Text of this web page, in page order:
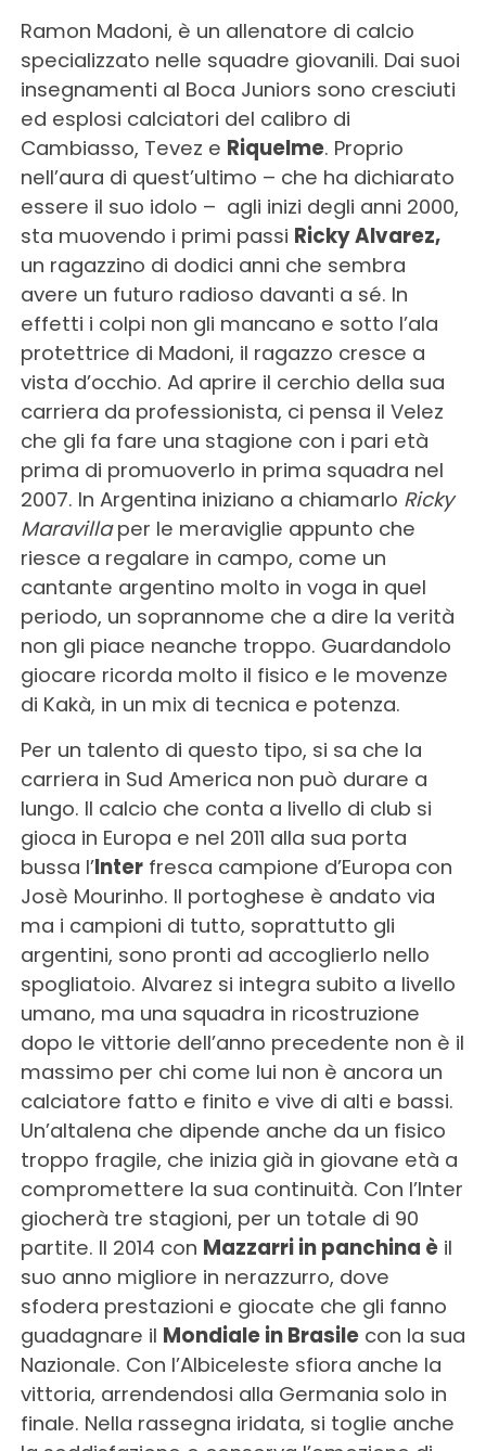
Ramon Madoni, è un allenatore di calcio
specializzato nelle squadre giovanili. Dai suoi
insegnamenti al Boca Juniors sono cresciuti
ed esplosi calciatori del calibro di
Cambiasso, Tevez e Riquelme. Proprio
nell’aura di quest’ultimo – che ha dichiarato
essere il suo idolo – agli inizi degli anni 2000,
sta muovendo i primi passi Ricky Alvarez,
un ragazzino di dodici anni che sembra
avere un futuro radioso davanti a sé. In
effetti i colpi non gli mancano e sotto l’ala
protettrice di Madoni, il ragazzo cresce a
vista d’occhio. Ad aprire il cerchio della sua
carriera da professionista, ci pensa il Velez
che gli fa fare una stagione con i pari età
prima di promuoverlo in prima squadra nel
2007. In Argentina iniziano a chiamarlo Ricky
Maravillaper le meraviglie appunto che
riesce a regalare in campo, come un
cantante argentino molto in voga in quel
periodo, un soprannome che a dire la verità
non gli piace neanche troppo. Guardandolo
giocare ricorda molto il fisico e le movenze
di Kakà, in un mix di tecnica e potenza.
Per un talento di questo tipo, si sa che la
carriera in Sud America non può durare a
lungo. Il calcio che conta a livello di club si
gioca in Europa e nel 2011 alla sua porta
bussa l’Interfresca campione d’Europa con
Josè Mourinho. Il portoghese è andato via
ma i campioni di tutto, soprattutto gli
argentini, sono pronti ad accoglierlo nello
spogliatoio. Alvarez si integra subito a livello
umano, ma una squadra in ricostruzione
dopo le vittorie dell’anno precedente non è il
massimo per chi come lui non è ancora un
calciatore fatto e finito e vive di alti e bassi.
Un’altalena che dipende anche da un fisico
troppo fragile, che inizia già in giovane età a
compromettere la sua continuità. Con l’Inter
giocherà tre stagioni, per un totale di 90
partite. Il 2014 con Mazzarri in panchina èil
suo anno migliore in nerazzurro, dove
sfodera prestazioni e giocate che gli fanno
guadagnare il Mondiale in Brasilecon la sua
Nazionale. Con l’Albiceleste sfiora anche la
vittoria, arrendendosi alla Germania solo in
finale. Nella rassegna iridata, si toglie anche